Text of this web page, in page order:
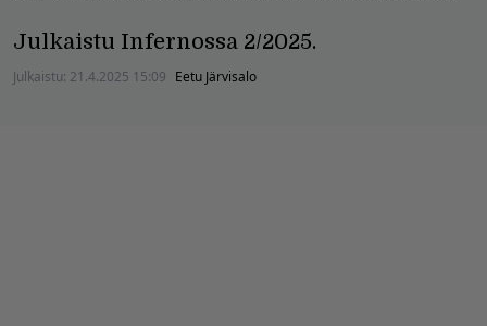
Julkaistu Infernossa 2/2025.
Julkaistu: 21.4.2025 15:09 Eetu Järvisalo